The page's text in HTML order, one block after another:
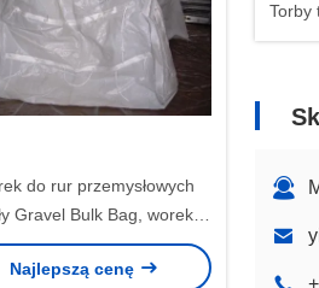
Torby
do rur przemysłowych
Gravel Bulk Bag, worek
dla przemysłu
naftowego
Najlepszą cenę